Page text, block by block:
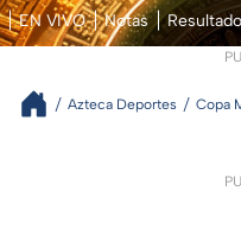
EN VIVO Notas
Azteca Deportes Copa